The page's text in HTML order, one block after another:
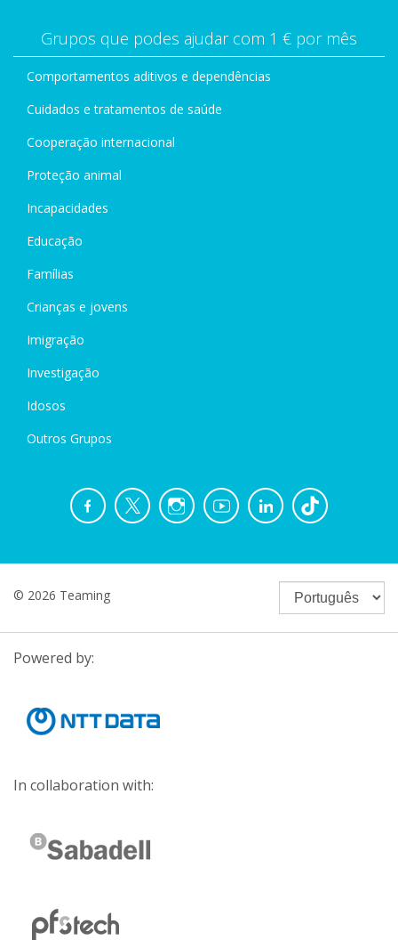
Grupos que podes ajudar com 1 € por mês
Comportamentos aditivos e dependências
Cuidados e tratamentos de saúde
Cooperação internacional
Proteção animal
Incapacidades
Educação
Famílias
Crianças e jovens
Imigração
Investigação
Idosos
Outros Grupos
© 2026 Teaming
Powered by:
In collaboration with: